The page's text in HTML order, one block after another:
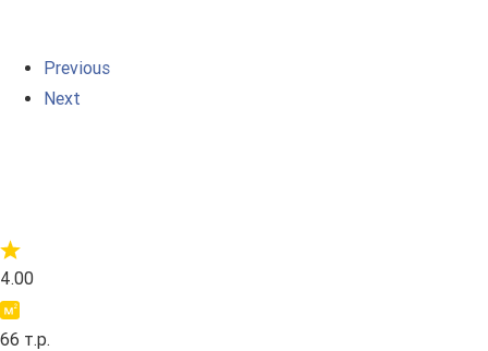
Previous
Next
4.00
66 т.р.